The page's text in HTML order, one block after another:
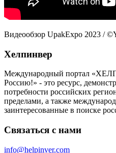
Видеообзор UpakExpo 2023 /
Хелпинвер
Международный портал
Россию!» - это ресурс,
потребности российских
пределами, а также
заинтересованные в поиске
Связаться с нами
info@helpinver.com